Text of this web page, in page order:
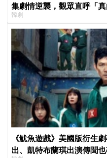
集劇情逆襲，觀眾直呼「真
韓劇
《魷魚遊戲》美國版衍生
出、凱特布蘭琪出演傳聞